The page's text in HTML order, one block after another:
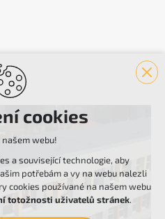
cookies
webu!
a související technologie, aby
potřebám a vy na webu nalezli
cookies používané na našem webu
totožnosti uživatelů stránek.